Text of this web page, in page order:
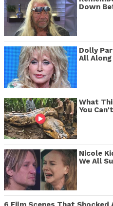
Down
Dolly
All Along
What
You
Nicole
We All